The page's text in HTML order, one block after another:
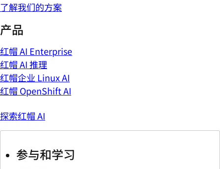
了解我们的方案
产品
红帽 AI Enterprise
红帽 AI 推理
红帽企业 Linux AI
红帽 OpenShift AI
探索红帽 AI
参与和学习